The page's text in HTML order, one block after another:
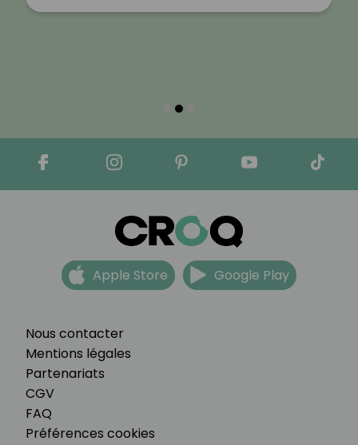
Nous contacter
Mentions légales
Partenariats
CGV
FAQ
Préférences cookies
Apple Store Google Play